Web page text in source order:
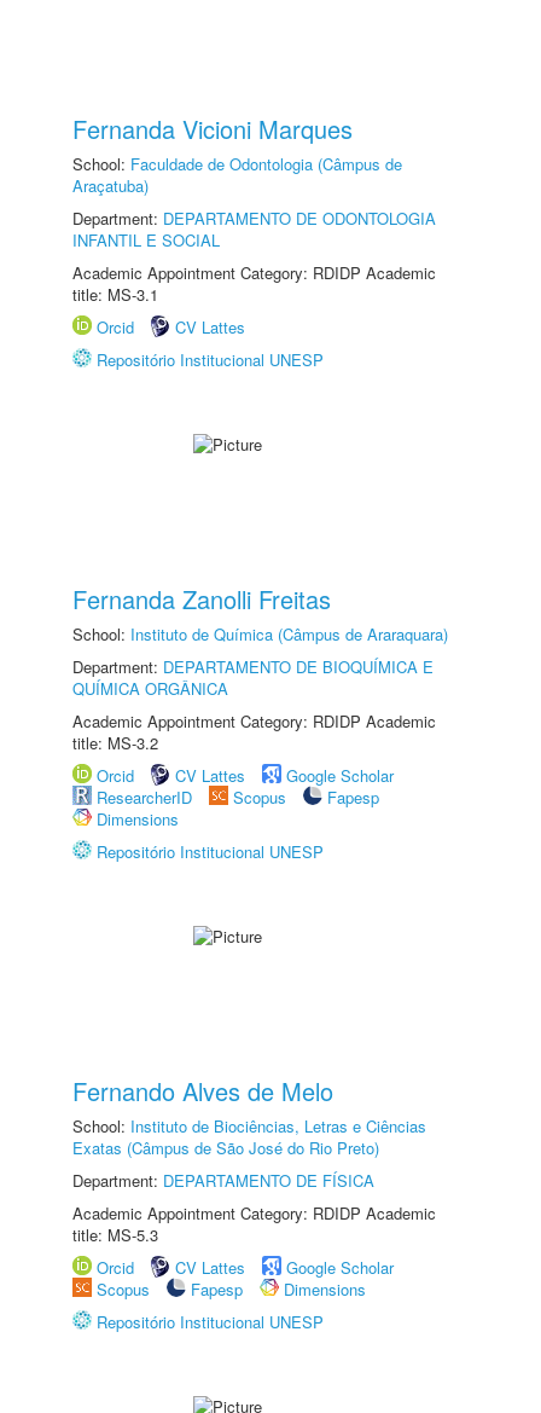
Fernanda Vicioni Marques
School: Faculdade de Odontologia (Câmpus de
Araçatuba)
Department: DEPARTAMENTO DE ODONTOLOGIA
INFANTIL E SOCIAL
Academic Appointment Category: RDIDP Academic
title: MS-3.1
Orcid
CV Lattes
Repositório Institucional UNESP
Fernanda Zanolli Freitas
School: Instituto de Química (Câmpus de Araraquara)
Department: DEPARTAMENTO DE BIOQUÍMICA E
QUÍMICA ORGÂNICA
Academic Appointment Category: RDIDP Academic
title: MS-3.2
Orcid
CV Lattes
Google Scholar
ResearcherID
Scopus
Fapesp
Dimensions
Repositório Institucional UNESP
Fernando Alves de Melo
School: Instituto de Biociências, Letras e Ciências
Exatas (Câmpus de São José do Rio Preto)
Department: DEPARTAMENTO DE FÍSICA
Academic Appointment Category: RDIDP Academic
title: MS-5.3
Orcid
CV Lattes
Google Scholar
Scopus
Fapesp
Dimensions
Repositório Institucional UNESP